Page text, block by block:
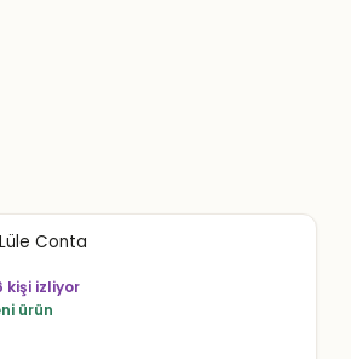
Conta
kişi izliyor
ürün